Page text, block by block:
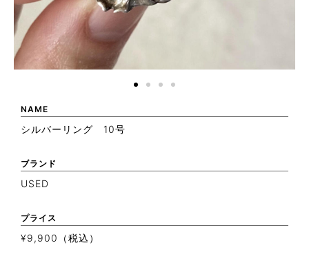
NAME
シルバーリング 10号
ブランド
USED
プライス
¥9,900（税込）